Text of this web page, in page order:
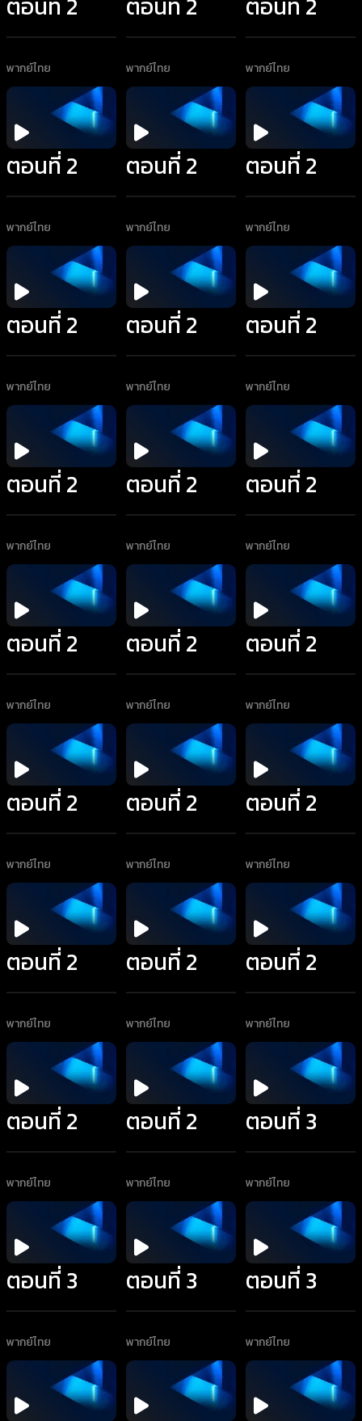
พากย์ไทย พากย์ไทย พากย์ไทย
ตอนที่ 2
พากย์ไทย
ตอนที่ 2
พากย์ไทย
ตอนที่ 2
พากย์ไทย
ตอนที่ 2
พากย์ไทย
ตอนที่ 2
พากย์ไทย
ตอนที่ 2
พากย์ไทย
ตอนที่ 2
พากย์ไทย
ตอนที่ 2
พากย์ไทย
ตอนที่ 2
พากย์ไทย
ตอนที่ 2
พากย์ไทย
ตอนที่ 2
พากย์ไทย
ตอนที่ 2
พากย์ไทย
ตอนที่ 2
พากย์ไทย
ตอนที่ 2
พากย์ไทย
ตอนที่ 2
พากย์ไทย
ตอนที่ 2
พากย์ไทย
ตอนที่ 2
พากย์ไทย
ตอนที่ 2
พากย์ไทย
ตอนที่ 2
พากย์ไทย
ตอนที่ 2
พากย์ไทย
ตอนที่ 3
พากย์ไทย
ตอนที่ 3
พากย์ไทย
ตอนที่ 3
พากย์ไทย
ตอนที่ 3
พากย์ไทย